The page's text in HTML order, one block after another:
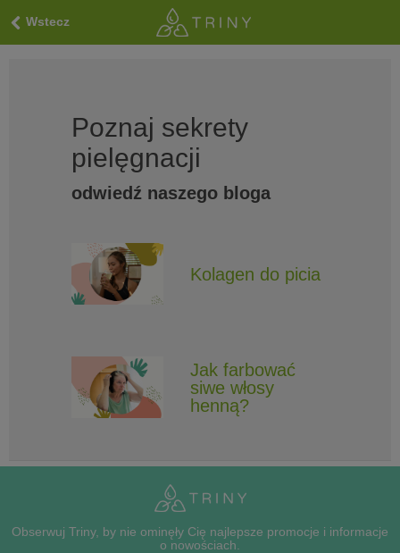
Wstecz
Poznaj sekrety
pielęgnacji
odwiedź naszego bloga
Kolagen do picia
Jak farbować
siwe włosy
henną?
Obserwuj Triny, by nie ominęły Cię najlepsze promocje i informacje
o nowościach.